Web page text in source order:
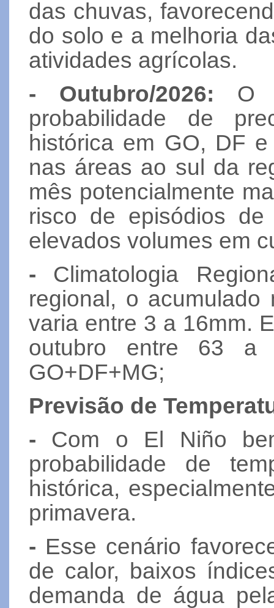
das chuvas,
do solo e a melhoria
atividades agrícolas.
- Outubro/2026: O
probabilidade de
histórica em GO, DF
nas áreas ao sul da
mês potencialmente
risco de episódios
elevados volumes em
- Climatologia
regional, o
varia entre 3 a 16mm.
outubro entre 63 a
GO+DF+MG;
Previsão de
- Com o El Niño
probabilidade de
histórica,
primavera.
- Esse cenário
de calor, baixos
demanda de água